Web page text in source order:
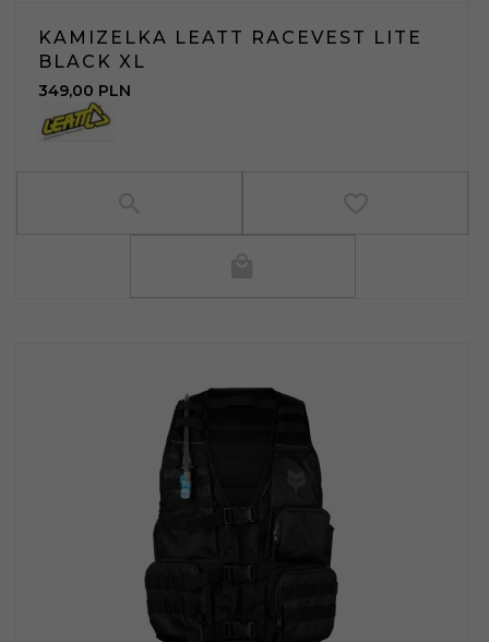
KAMIZELKA LEATT RACEVEST LITE
BLACK XL
349,00 PLN